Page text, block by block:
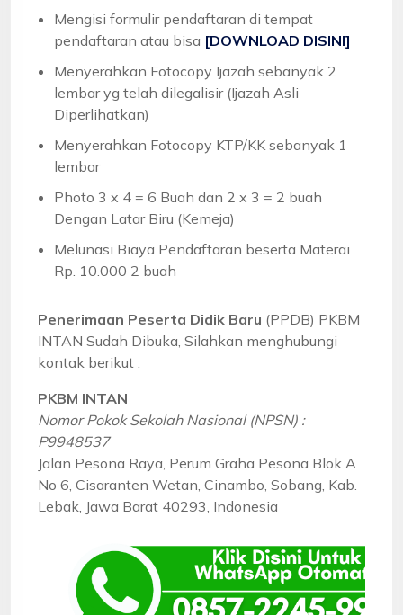
Mengisi formulir pendaftaran di tempat
pendaftaran atau bisa [DOWNLOAD DISINI]
Menyerahkan Fotocopy Ijazah sebanyak 2
lembar yg telah dilegalisir (Ijazah Asli
Diperlihatkan)
Menyerahkan Fotocopy KTP/KK sebanyak 1
lembar
Photo 3 x 4 = 6 Buah dan 2 x 3 = 2 buah
Dengan Latar Biru (Kemeja)
Melunasi Biaya Pendaftaran beserta Materai
Rp. 10.000 2 buah
Penerimaan Peserta Didik Baru (PPDB) PKBM
INTAN Sudah Dibuka, Silahkan menghubungi
kontak berikut :
PKBM INTAN
Nomor Pokok Sekolah Nasional (NPSN) :
P9948537
Jalan Pesona Raya, Perum Graha Pesona Blok A
No 6, Cisaranten Wetan, Cinambo, Sobang, Kab.
Lebak, Jawa Barat 40293, Indonesia